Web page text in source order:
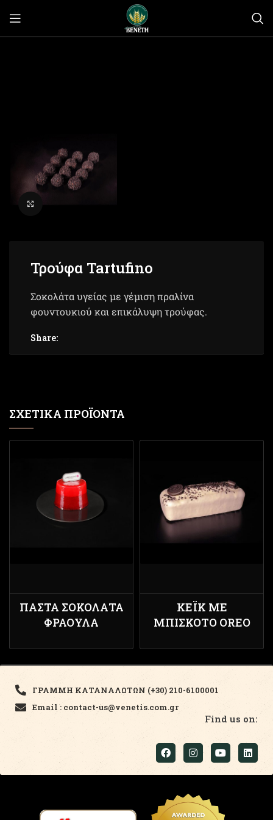
Click to enlarge
Τρούφα Tartufino
Σοκολάτα υγείας με γέμιση πραλίνα
φουντουκιού και επικάλυψη τρούφας.
Share:
ΣΧΕΤΙΚΆ ΠΡΟΪΌΝΤΑ
ΠΆΣΤΑ ΣΟΚΟΛΆΤΑ
ΦΡΆΟΥΛΑ
ΚΈΙΚ ΜΕ
ΜΠΙΣΚΌΤΟ OREO
ΓΡΑΜΜΗ ΚΑΤΑΝΑΛΩΤΩΝ (+30) 210-6100001
Email : contact-us@venetis.com.gr
Find us on: